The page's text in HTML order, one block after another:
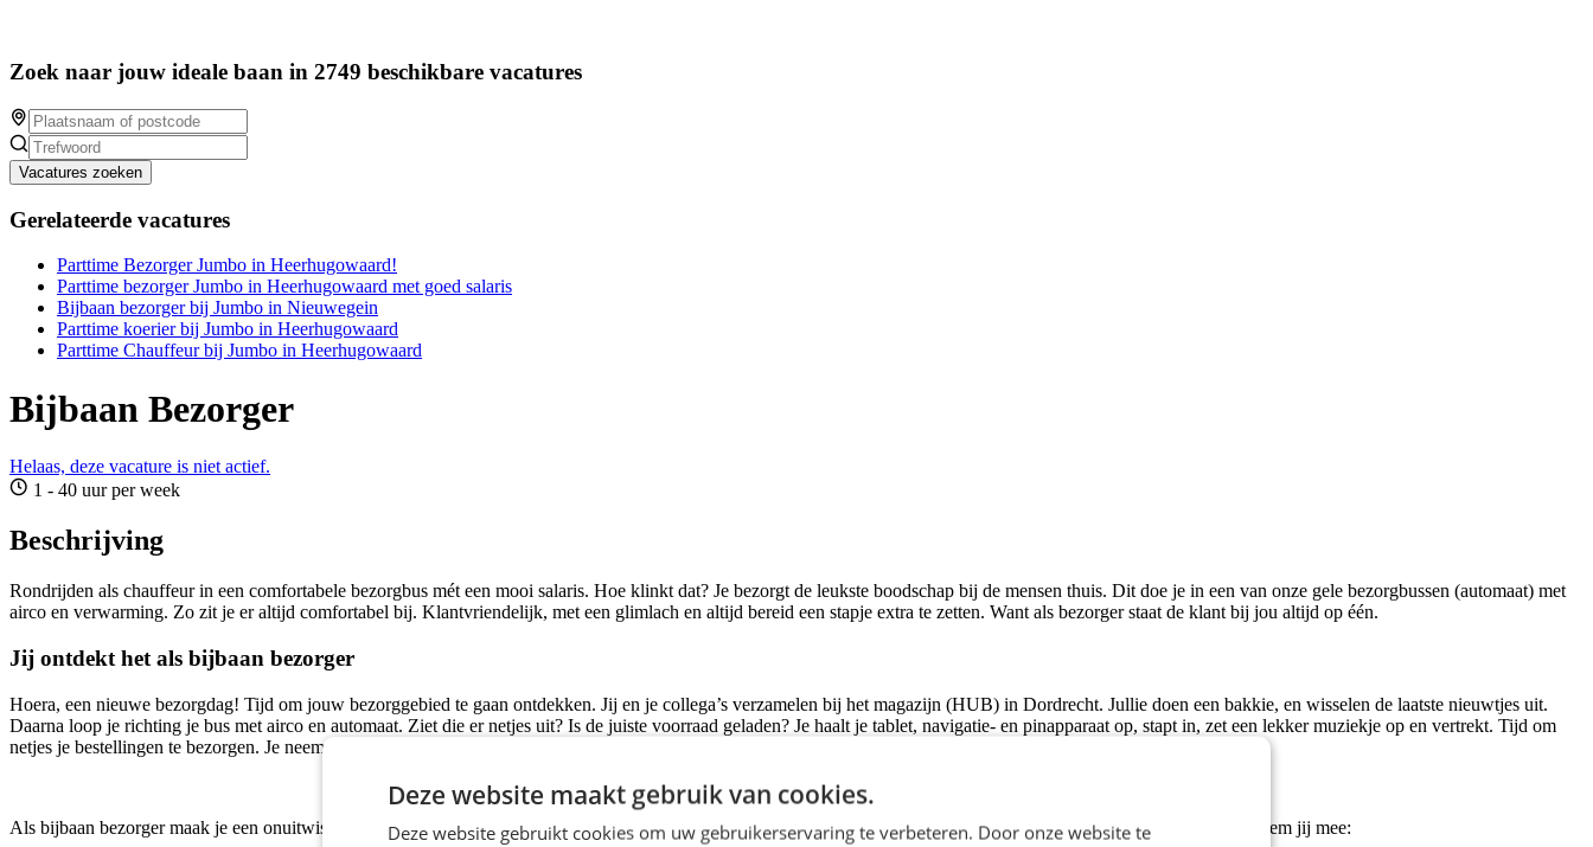
Zoek naar jouw ideale baan in 2749 beschikbare vacatures
Vacatures zoeken
Gerelateerde vacatures
Parttime Bezorger Jumbo in Heerhugowaard!
Parttime bezorger Jumbo in Heerhugowaard met goed salaris
Bijbaan bezorger bij Jumbo in Nieuwegein
Parttime koerier bij Jumbo in Heerhugowaard
Parttime Chauffeur bij Jumbo in Heerhugowaard
Bijbaan Bezorger
Helaas, deze vacature is niet actief.
1 - 40 uur per week
Beschrijving
Rondrijden als chauffeur in een comfortabele bezorgbus mét een mooi salaris. Hoe klinkt dat? Je bezorgt de leukste boodschap bij de mensen thuis. Dit doe je in een van onze gele bezorgbussen (automaat) met
airco en verwarming. Zo zit je er altijd comfortabel bij. Klantvriendelijk, met een glimlach en altijd bereid een stapje extra te zetten. Want als bezorger staat de klant bij jou altijd op één.
Jij ontdekt het als bijbaan bezorger
Hoera, een nieuwe bezorgdag! Tijd om jouw bezorggebied te gaan ontdekken. Jij en je collega’s verzamelen bij het magazijn (HUB) in Dordrecht. Jullie doen een bakkie, en wisselen de laatste nieuwtjes uit.
Daarna loop je richting je bus met airco en automaat. Ziet die er netjes uit? Is de juiste voorraad geladen? Je haalt je tablet, navigatie- en pinapparaat op, stapt in, zet een lekker muziekje op en vertrekt. Tijd om
netjes je bestellingen te bezorgen. Je neemt emballage mee terug en ruimt na afloop alles op.
Als bijbaan bezorger maak je een onuitwisbare indruk op de klant. Bijvoorbeeld met een handgeschreven kaartje als je hoort dat iemand jarig is. Om te kunnen starten neem jij mee:
Deze website maakt gebruik van cookies.
Deze website gebruikt cookies om uw gebruikerservaring te verbeteren. Door onze website te